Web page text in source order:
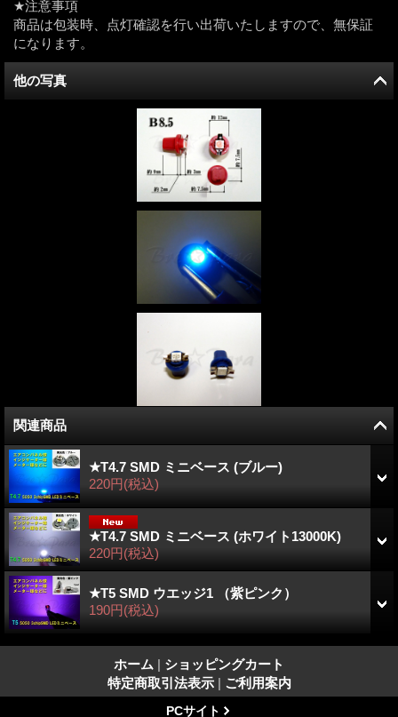
★注意事項
商品は包装時、点灯確認を行い出荷いたしますので、無保証
になります。
他の写真
関連商品
★T4.7 SMD ミニベース (ブルー)
220円(税込)
★T4.7 SMD ミニベース (ホワイト13000K)
220円(税込)
★T5 SMD ウエッジ1 （紫ピンク）
190円(税込)
ホーム | ショッピングカート
特定商取引法表示 | ご利用案内
PCサイト